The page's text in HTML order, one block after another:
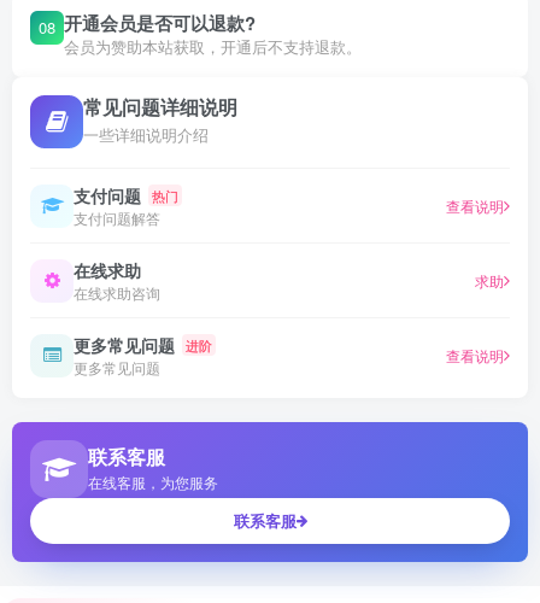
08 开通会员是否可以退款?
会员为赞助本站获取，开通后不支持退款。
常见问题详细说明
一些详细说明介绍
支付问题 热门
支付问题解答
查看说明
在线求助
在线求助咨询
求助
更多常见问题 进阶
更多常见问题
查看说明
联系客服
在线客服，为您服务
联系客服